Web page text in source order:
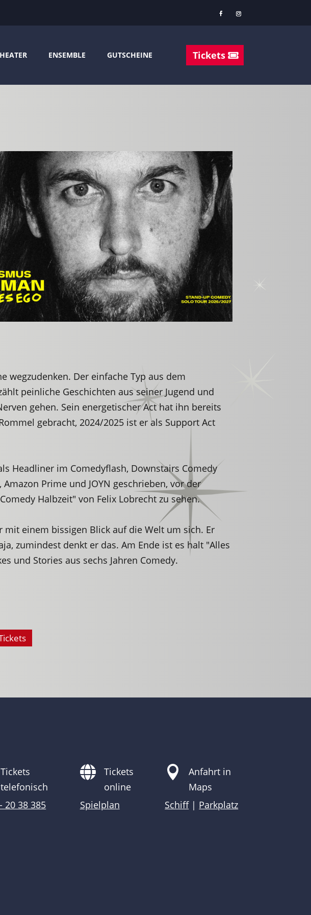
ENSEMBLE GUTSCHEINE Tickets
wegzudenken. Der einfache Typ aus dem
peinliche Geschichten aus seiner Jugend und
gehen. Sein energetischer Act hat ihn bereits
gebracht, 2024/2025 ist er als Support Act
Headliner im Comedyflash, Downstairs Comedy
Prime und JOYN geschrieben, vor der
Halbzeit" von Felix Lobrecht zu sehen.
einem bissigen Blick auf die Welt um sich. Er
zumindest denkt er das. Am Ende ist es halt "Alles
und Stories aus sechs Jahren Comedy.
Tickets
telefonisch
20 38 385

Tickets
online
Spielplan

Anfahrt in
Maps
Schiff| Parkplatz